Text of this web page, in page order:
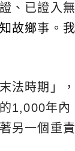
、已證入
故鄉事。
法時期」
1,000年內
另一個重